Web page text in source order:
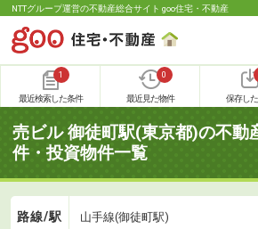
NTTグループ運営の不動産総合サイト goo住宅・不動産
1
最近検索した条件
0
最近見た物件 保存し
売ビル 御徒町駅(東京都)の不動
件・投資物件一覧
路線/駅 山手線(御徒町駅)